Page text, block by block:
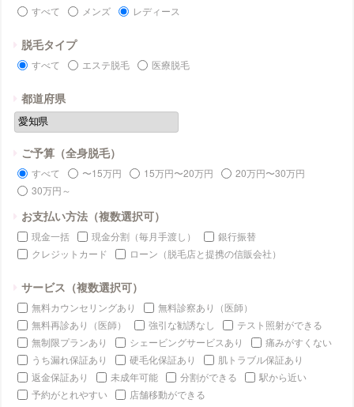
すべて メンズ レディース
脱毛タイプ
すべて エステ脱毛 医療脱毛
都道府県
ご予算（全身脱毛）
すべて 〜15万円 15万円〜20万円
20万円〜30万円
30万円～
お支払い方法（複数選択可）
現金一括 現金分割（毎月手渡し）
銀行振替
クレジットカード
ローン（脱毛店と提携の信販会社）
サービス（複数選択可）
無料カウンセリングあり
無料診察あり（医師）
無料再診あり（医師）
強引な勧誘なし
テスト照射ができる
無制限プランあり
シェービングサービスあり
痛みがすくない
うち漏れ保証あり
硬毛化保証あり
肌トラブル保証あり
返金保証あり
未成年可能 分割ができる
駅から近い
予約がとれやすい
店舗移動ができる